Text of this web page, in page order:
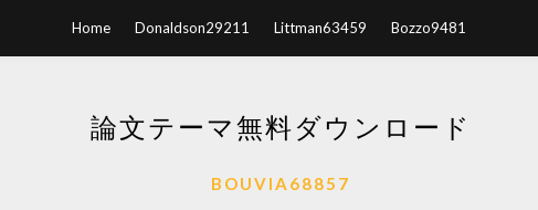
Home Donaldson29211 Littman63459 Bozzo9481
論文テーマ無料ダウンロード
BOUVIA68857